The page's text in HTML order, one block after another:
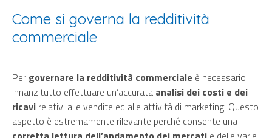
Come si governa la redditività
commerciale
Per governare la redditività commerciale è necessario
innanzitutto effettuare un’accurata analisi dei costi e dei
ricavi relativi alle vendite ed alle attività di marketing. Questo
aspetto è estremamente rilevante perché consente una